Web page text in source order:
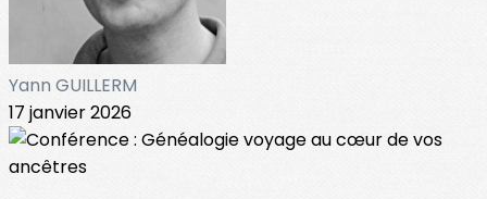
Yann GUILLERM
17 janvier 2026